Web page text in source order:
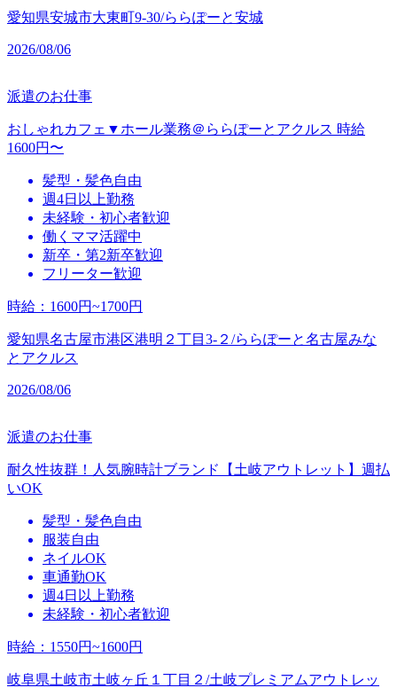
愛知県安城市大東町9-30/ららぽーと安城
2026/08/06
派遣のお仕事
おしゃれカフェ▼ホール業務＠ららぽーとアクルス 時給
1600円〜
髪型・髪色自由
週4日以上勤務
未経験・初心者歓迎
働くママ活躍中
新卒・第2新卒歓迎
フリーター歓迎
時給 ： 1600円~1700円
愛知県名古屋市港区港明２丁目3‐２/ららぽーと名古屋みな
とアクルス
2026/08/06
派遣のお仕事
耐久性抜群！人気腕時計ブランド【土岐アウトレット】週払
いOK
髪型・髪色自由
服装自由
ネイルOK
車通勤OK
週4日以上勤務
未経験・初心者歓迎
時給 ： 1550円~1600円
岐阜県土岐市土岐ヶ丘１丁目２/土岐プレミアムアウトレッ